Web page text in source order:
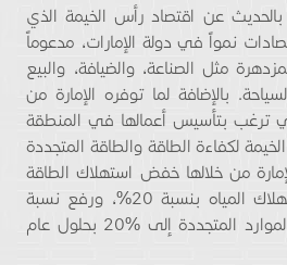
عن اقتصاد رأس الخيمة الذي
نمواً في دولة الإمارات، مدعوماً
مثل الصناعة، والضيافة، والبيع
بالإضافة لما توفره الإمارة من
ترغب بتأسيس أعمالها في المنطقة
لكفاءة الطاقة والطاقة المتجددة
من خلالها خفض استهلاك الطاقة
بنسبة 30%، وتقليل استهلاك المياه بنسبة 20%، ورفع نسبة
توليد الكهرباء باستخدام الموارد المتجددة إلى %20 بحلول عام